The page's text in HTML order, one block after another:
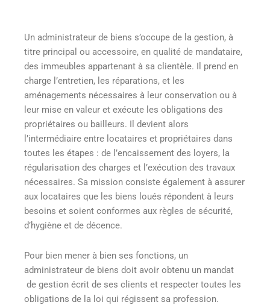
Un administrateur de biens s’occupe de la gestion, à
titre principal ou accessoire, en qualité de mandataire,
des immeubles appartenant à sa clientèle. Il prend en
charge l’entretien, les réparations, et les
aménagements nécessaires à leur conservation ou à
leur mise en valeur et exécute les obligations des
propriétaires ou bailleurs. Il devient alors
l’intermédiaire entre locataires et propriétaires dans
toutes les étapes : de l’encaissement des loyers, la
régularisation des charges et l’exécution des travaux
nécessaires. Sa mission consiste également à assurer
aux locataires que les biens loués répondent à leurs
besoins et soient conformes aux règles de sécurité,
d’hygiène et de décence.
Pour bien mener à bien ses fonctions, un
administrateur de biens doit avoir obtenu un mandat
de gestion écrit de ses clients et respecter toutes les
obligations de la loi qui régissent sa profession.